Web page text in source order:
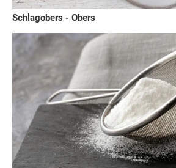
Schlagobers - Obers